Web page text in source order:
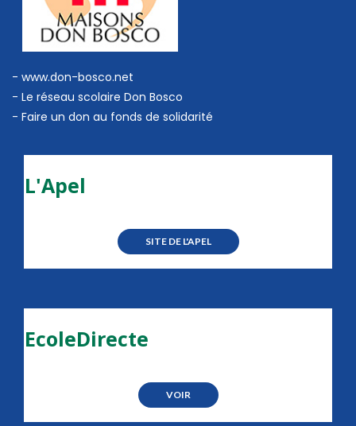
- www.don-bosco.net
- Le réseau scolaire Don Bosco
- Faire un don au fonds de solidarité
L'Apel
SITE DE L'APEL
EcoleDirecte
VOIR